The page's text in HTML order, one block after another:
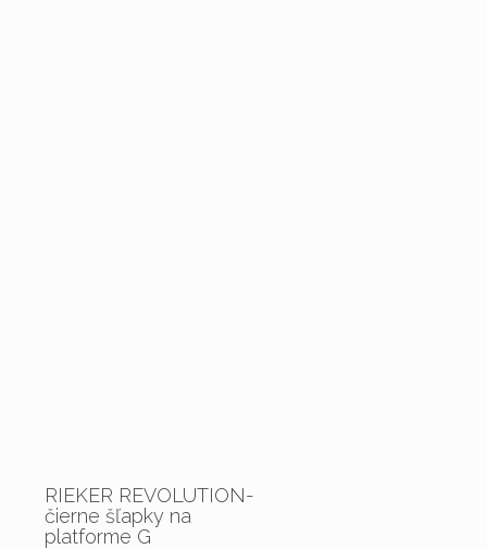
RIEKER REVOLUTION-
čierne šľapky na
platforme G